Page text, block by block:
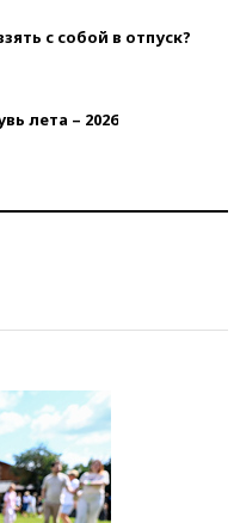
с собой в отпуск?
лета – 2026